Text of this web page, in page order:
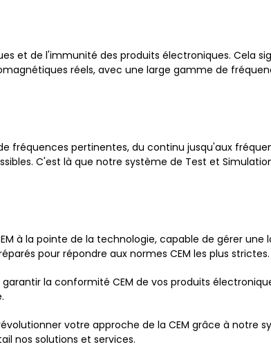
et de l'immunité des produits électroniques. Cela
réels, avec une large gamme de
fréquences pertinentes, du continu jusqu'aux
C'est là que notre système de Test et
à la pointe de la technologie, capable de gérer une
pour répondre aux normes CEM les plus strictes.
la conformité CEM de vos produits
votre approche de la CEM grâce à notre
nos solutions et services.